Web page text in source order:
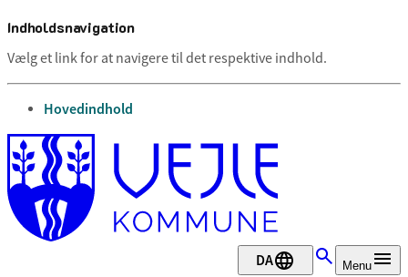
Indholdsnavigation
Vælg et link for at navigere til det respektive indhold.
gå til
Hovedindhold
DA Menu